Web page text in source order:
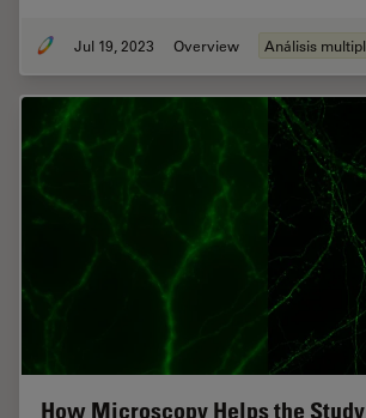
Jul 19, 2023 Overview Análisis
How Microscopy Helps the